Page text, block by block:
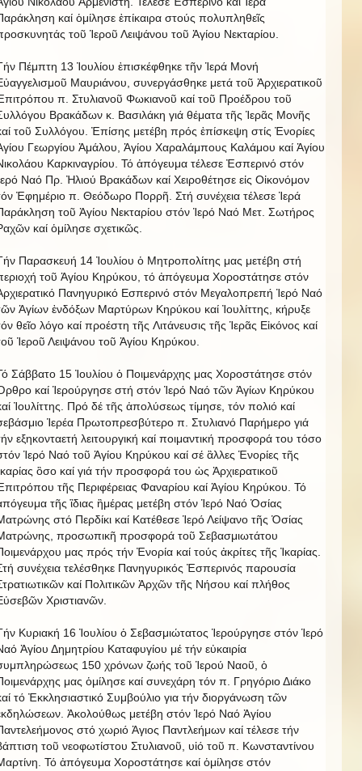
καί ὁμίλησε ἐπίκαιρα στούς πολυπληθεῖς
τοῦ Ἱεροῦ Λειψάνου τοῦ Ἁγίου Νεκταρίου.
Πέμπτη 13 Ἰουλίου ἐπισκέφθηκε τῆν Ἱερά Μονή
Μαυριάνου, συνεργάσθηκε μετά τοῦ Ἀρχιερατικοῦ
π. Στυλιανοῦ Φωκιανοῦ καί τοῦ Προέδρου τοῦ
Βρακάδων κ. Βασιλάκη γιά θέματα τῆς Ἱερᾶς Μονῆς
τοῦ Συλλόγου. Ἐπίσης μετέβη πρός ἐπίσκεψη στίς Ἐνορίες
Γεωργίου Ἀμάλου, Ἁγίου Χαραλάμπους Καλάμου καί Ἁγίου
Καρκιναγρίου. Τό ἀπόγευμα τέλεσε Ἐσπερινό στόν
Ναό Πρ. Ἠλιού Βρακάδων καί Χειροθέτησε εἰς Οἰκονόμον
Ἐφημέριο π. Θεόδωρο Πορρῆ. Στή συνέχεια τέλεσε Ἱερά
τοῦ Ἁγίου Νεκταρίου στόν Ἱερό Ναό Μετ. Σωτήρος
καί ὁμίλησε σχετικῶς.
Παρασκευή 14 Ἰουλίου ὁ Μητροπολίτης μας μετέβη στή
τοῦ Ἁγίου Κηρύκου, τό ἀπόγευμα Χοροστάτησε στόν
Πανηγυρικό Εσπερινό στόν Μεγαλοπρεπή Ἱερό Ναό
Ἁγίων ἐνδόξων Μαρτύρων Κηρύκου καί Ἰουλίττης, κήρυξε
θεῖο λόγο καί προέστη τῆς Λιτάνευσις τῆς Ἱερᾶς Εἰκόνος καί
Ἱεροῦ Λειψάνου τοῦ Ἁγίου Κηρύκου.
Σάββατο 15 Ἰουλίου ὁ Ποιμενάρχης μας Χοροστάτησε στόν
καί Ἱερούργησε στή στόν Ἱερό Ναό τῶν Ἁγίων Κηρύκου
Ἰουλίττης. Πρό δέ τῆς ἀπολύσεως τίμησε, τόν πολιό καί
Ἱερέα Πρωτοπρεσβύτερο π. Στυλιανό Παρήμερο γιά
εξηκονταετή λειτουργική καί ποιμαντική προσφορά του τόσο
Ἱερό Ναό τοῦ Ἁγίου Κηρύκου καί σέ ἃλλες Ἑνορίες τῆς
ὃσο καί γιά τήν προσφορά του ὡς Ἀρχιερατικοῦ
τῆς Περιφέρειας Φαναρίου καί Ἁγίου Κηρύκου. Τό
τῆς ἳδιας ἣμέρας μετέβη στόν Ἱερό Ναό Ὁσίας
στό Περδίκι καί Κατέθεσε Ἱερό Λείψανο τῆς Ὁσίας
προσωπικῆ προσφορά τοῦ Σεβασμιωτάτου
μας πρός τήν Ἐνορία καί τούς ἀκρίτες τῆς Ἰκαρίας.
συνέχεια τελέσθηκε Πανηγυρικός Ἐσπερινός παρουσία
καί Πολιτικῶν Ἀρχῶν τῆς Νήσου καί πλήθος
Χριστιανῶν.
Κυριακή 16 Ἰουλίου ὁ Σεβασμιώτατος Ἱερούργησε στόν Ἱερό
Ἁγίου Δημητρίου Καταφυγίου μέ τήν εὐκαιρία
150 χρόνων ζωής τοῦ Ἱερού Ναοῦ, ὁ
μας ὁμίλησε καί συνεχάρη τόν π. Γρηγόριο Διάκο
τό Ἐκκλησιαστικό Συμβούλιο για τήν διοργάνωση τῶν
Ἀκολούθως μετέβη στόν Ἱερό Ναό Ἁγίου
στό χωριό Ἁγιος Παντλεήμων καί τέλεσε τήν
τοῦ νεοφωτίστου Στυλιανοῦ, υἱό τοῦ π. Κωνσταντίνου
Τό ἀπόγευμα Χοροστάτησε καί ὁμίλησε στόν